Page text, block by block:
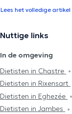
Lees het volledige artikel
Nuttige links
In de omgeving
Dietisten in Chastre
Dietisten in Rixensart
Dietisten in Eghezée
Dietisten in Jambes